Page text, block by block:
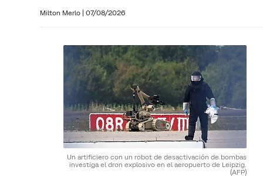
Milton Merlo | 07/08/2026
Un artificiero con un robot de desactivación de bombas
investiga el dron explosivo en el aeropuerto de Leipzig.
(AFP)